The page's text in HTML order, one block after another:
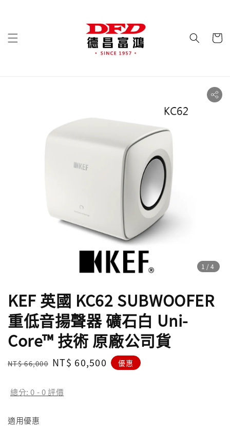
1 /4
KEF 英國 KC62 SUBWOOFER
重低音揚聲器 礦石白 Uni-
Core™ 技術 原廠公司貨
Regular
NT$ 66,000 Sale
NT$ 60,500 優惠
總分:0 -0評價
適用優惠